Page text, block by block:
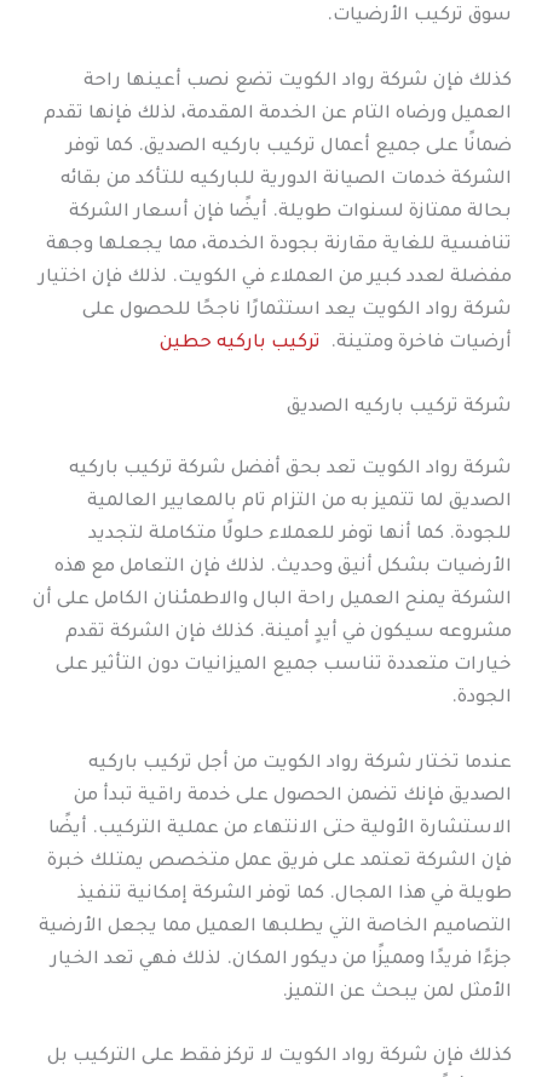
سوق تركيب الأرضيات.
كذلك فإن شركة رواد الكويت تضع نصب أعينها راحة
العميل ورضاه التام عن الخدمة المقدمة، لذلك فإنها تقدم
ضمانًا على جميع أعمال تركيب باركيه الصديق. كما توفر
الشركة خدمات الصيانة الدورية للباركيه للتأكد من بقائه
بحالة ممتازة لسنوات طويلة. أيضًا فإن أسعار الشركة
تنافسية للغاية مقارنة بجودة الخدمة، مما يجعلها وجهة
مفضلة لعدد كبير من العملاء في الكويت. لذلك فإن اختيار
شركة رواد الكويت يعد استثمارًا ناجحًا للحصول على
أرضيات فاخرة ومتينة.
تركيب باركيه حطين
شركة تركيب باركيه الصديق
شركة رواد الكويت تعد بحق أفضل شركة تركيب باركيه
الصديق لما تتميز به من التزام تام بالمعايير العالمية
للجودة. كما أنها توفر للعملاء حلولًا متكاملة لتجديد
الأرضيات بشكل أنيق وحديث. لذلك فإن التعامل مع هذه
الشركة يمنح العميل راحة البال والاطمئنان الكامل على أن
مشروعه سيكون في أيدٍ أمينة. كذلك فإن الشركة تقدم
خيارات متعددة تناسب جميع الميزانيات دون التأثير على
الجودة.
عندما تختار شركة رواد الكويت من أجل تركيب باركيه
الصديق فإنك تضمن الحصول على خدمة راقية تبدأ من
الاستشارة الأولية حتى الانتهاء من عملية التركيب. أيضًا
فإن الشركة تعتمد على فريق عمل متخصص يمتلك خبرة
طويلة في هذا المجال. كما توفر الشركة إمكانية تنفيذ
التصاميم الخاصة التي يطلبها العميل مما يجعل الأرضية
جزءًا فريدًا ومميزًا من ديكور المكان. لذلك فهي تعد الخيار
الأمثل لمن يبحث عن التميز.
كذلك فإن شركة رواد الكويت لا تركز فقط على التركيب بل